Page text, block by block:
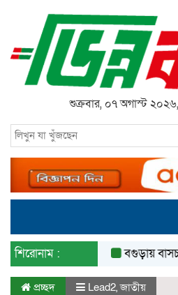
শুক্রবার, ০৭ অগাস্ট
শিরোনাম : বগুড়ায় বাসচাপায়
প্রচ্ছদ Lead2,জাতীয়